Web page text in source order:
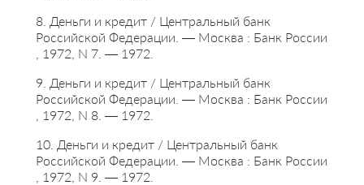
8. Деньги и кредит / Центральный банк
Российской Федерации. — Москва : Банк России
, 1972, N 7. — 1972.
9. Деньги и кредит / Центральный банк
Российской Федерации. — Москва : Банк России
, 1972, N 8. — 1972.
10. Деньги и кредит / Центральный банк
Российской Федерации. — Москва : Банк России
, 1972, N 9. — 1972.